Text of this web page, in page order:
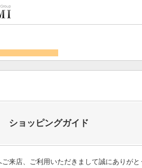
ショッピングガイド
来店、ご利用いただきまして誠にありがと